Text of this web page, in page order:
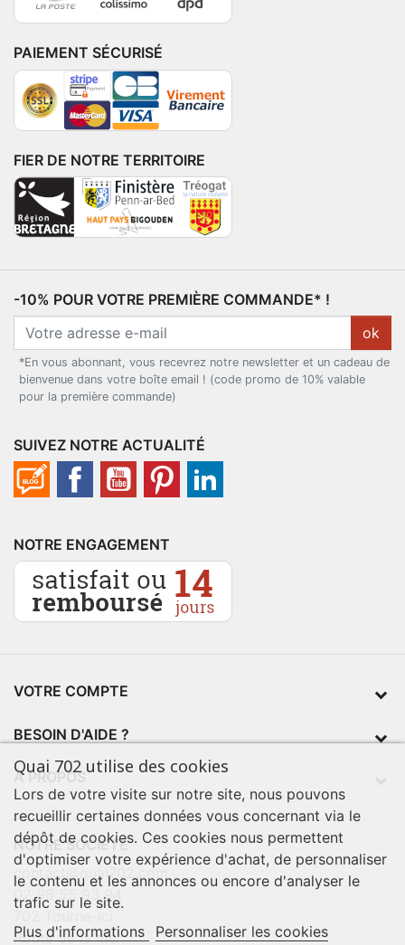
PAIEMENT SÉCURISÉ
FIER DE NOTRE TERRITOIRE
-10% POUR VOTRE PREMIÈRE COMMANDE* !
ok
*En vous abonnant, vous recevrez notre newsletter et un cadeau de
bienvenue dans votre boîte email ! (code promo de 10% valable
pour la première commande)
SUIVEZ NOTRE ACTUALITÉ
NOTRE ENGAGEMENT
VOTRE COMPTE
BESOIN D'AIDE ?
À PROPOS
NOTRE SOCIÉTÉ
contact@quai702.com
02 98 55 93 94
Route de la mer
Quai 702 utilise des cookies
Lors de votre visite sur notre site, nous pouvons
recueillir certaines données vous concernant via le
dépôt de cookies. Ces cookies nous permettent
d'optimiser votre expérience d'achat, de personnaliser
le contenu et les annonces ou encore d'analyser le
trafic sur le site.
Plus d'informations
Personnaliser les cookies